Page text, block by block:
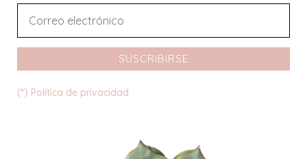
SUSCRIBIRSE
(*) Política de privacidad.